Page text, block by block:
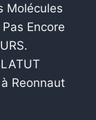
Molécules
Encore
à Reonnaut